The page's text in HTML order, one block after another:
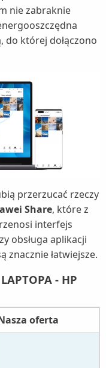
nie zabraknie
do której dołączono
przerzucać rzeczy
Share, które z
interfejs
obsługa aplikacji
znacznie łatwiejsze.
- HP
oferta